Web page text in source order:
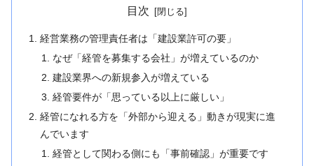
目次
経営業務の管理責任者は「建設業許可の要」
なぜ「経管を募集する会社」が増えているのか
建設業界への新規参入が増えている
経管要件が「思っている以上に厳しい」
経管になれる方を「外部から迎える」動きが現実に進
んでいます
経管として関わる側にも「事前確認」が重要です